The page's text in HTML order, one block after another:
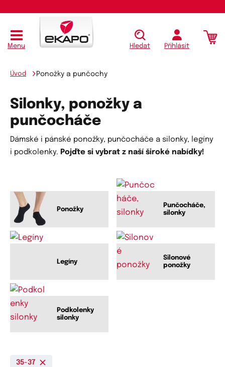
Menu Hledat Přihlásit
Úvod Ponožky a punčochy
Silonky, ponožky a
punčocháče
Dámské i pánské ponožky, punčocháče a silonky, legíny
i podkolenky. Pojďte si vybrat z naší široké nabídky!
Ponožky
Punčocháče,
silonky
Legíny
Silonové
ponožky
Podkolenky
silonky
35-37